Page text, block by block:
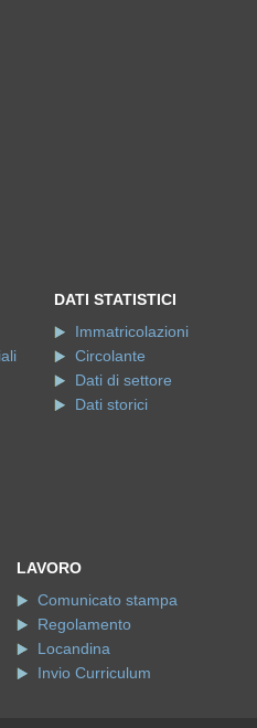
DATI STATISTICI
Immatricolazioni
Circolante
Dati di settore
Dati storici
LAVORO
Comunicato stampa
Regolamento
Locandina
Invio Curriculum